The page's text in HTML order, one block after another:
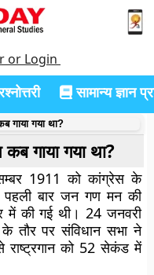
or Login
सामान्य ज्ञान
गाया गया था?
कब गाया गया था?
1911 को कांग्रेस के
पहली बार जन गण मन की
में की गई थी। 24 जनवरी
तौर पर संविधान सभा ने
राष्ट्रगान को 52 सेकंड में